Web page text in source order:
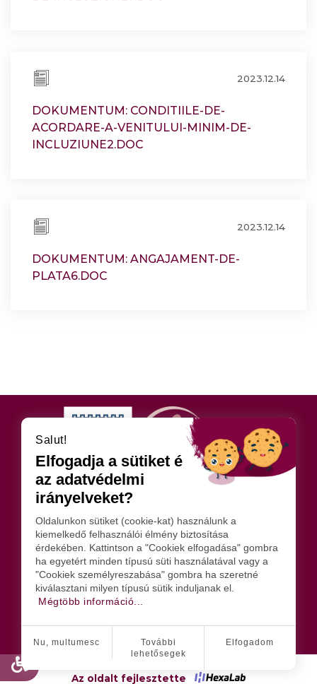
2023.12.14
DOKUMENTUM: CONDITIILE-DE-
ACORDARE-A-VENITULUI-MINIM-DE-
INCLUZIUNE2.DOC
2023.12.14
DOKUMENTUM: ANGAJAMENT-DE-
PLATA6.DOC
DIRECȚIA DE ASISTENȚĂ SOCIALĂ
ADRESA: SATU MARE STR. ILIŞEŞTI NR.4
INFO@DASSATUMARE.RO
KÖVESSENEK
Az oldalt fejlesztette
Salut!
Elfogadja a sütiket és
az adatvédelmi
irányelveket?
Oldalunkon sütiket (cookie-kat) használunk a
kiemelkedő felhasználói élmény biztosítása
érdekében. Kattintson a "Cookiek elfogadása" gombra
ha egyetért minden típusú süti használatával vagy a
"Cookiek személyreszabása" gombra ha szeretné
kiválasztani milyen típusú sütik induljanak el.
Mégtöbb információ...
Nu, multumesc
További
lehetősegek
Elfogadom